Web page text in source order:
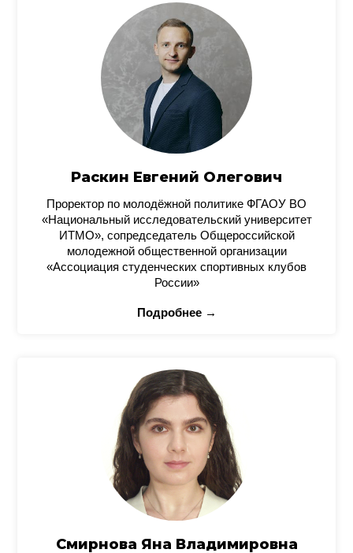
Раскин Евгений Олегович
Проректор по молодёжной политике ФГАОУ ВО
«Национальный исследовательский университет
ИТМО», сопредседатель Общероссийской
молодежной общественной организации
«Ассоциация студенческих спортивных клубов
России»
Подробнее →
Смирнова Яна Владимировна